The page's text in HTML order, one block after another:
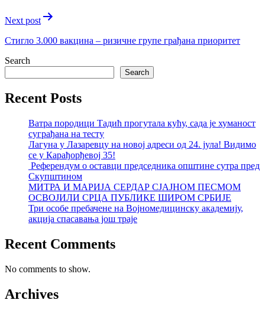
Next post
Стигло 3.000 вакцина – ризичне групе грађана приоритет
Search
Search
Recent Posts
Ватра породици Тадић прогутала кућу, сада је хуманост
суграђана на тесту
Лагуна у Лазаревцу на новој адреси од 24. јула! Видимо
се у Карађорђевој 35!
Референдум о оставци председника општине сутра пред
Скупштином
МИТРА И МАРИЈА СЕРДАР СЈАЈНОМ ПЕСМОМ
ОСВОЈИЛИ СРЦА ПУБЛИКЕ ШИРОМ СРБИЈЕ
Три особе пребачене на Војномедицинску академију,
акција спасавања још траје
Recent Comments
No comments to show.
Archives